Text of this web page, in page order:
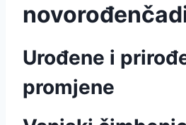
Urođene i
promjene